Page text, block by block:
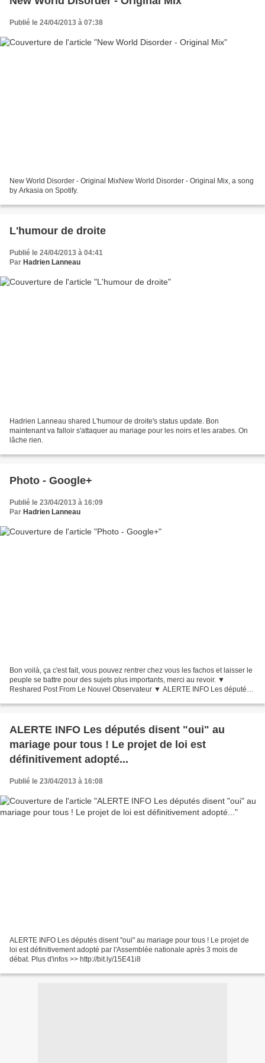
Publié le 24/04/2013 à 07:38
New World Disorder - Original MixNew World Disorder - Original Mix, a song
by Arkasia on Spotify.
L'humour de droite
Publié le 24/04/2013 à 04:41
Par Hadrien Lanneau
Hadrien Lanneau shared L'humour de droite's status update. Bon
maintenant va falloir s'attaquer au mariage pour les noirs et les arabes. On
lâche rien.
Photo - Google+
Publié le 23/04/2013 à 16:09
Par Hadrien Lanneau
Bon voilà, ça c'est fait, vous pouvez rentrer chez vous les fachos et laisser le
peuple se battre pour des sujets plus importants, merci au revoir. ▼
Reshared Post From Le Nouvel Observateur ▼ ALERTE INFO Les députés
ALERTE INFO Les députés disent "oui" au
mariage pour tous ! Le projet de loi est
définitivement adopté...
Publié le 23/04/2013 à 16:08
ALERTE INFO Les députés disent "oui" au mariage pour tous ! Le projet de
loi est définitivement adopté par l'Assemblée nationale après 3 mois de
débat. Plus d'infos >> http://bit.ly/15E41i8